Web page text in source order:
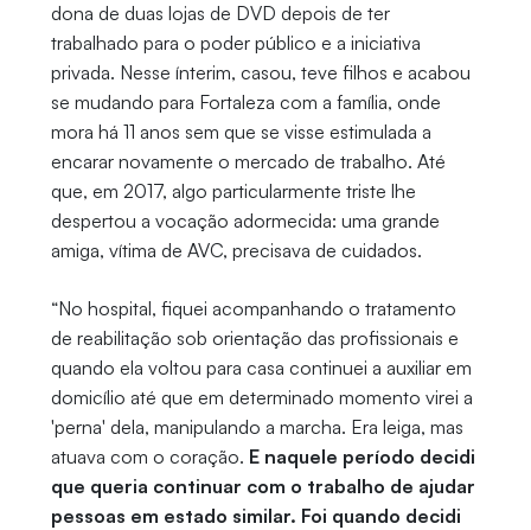
dona de duas lojas de DVD depois de ter
trabalhado para o poder público e a iniciativa
privada. Nesse ínterim, casou, teve filhos e acabou
se mudando para Fortaleza com a família, onde
mora há 11 anos sem que se visse estimulada a
encarar novamente o mercado de trabalho. Até
que, em 2017, algo particularmente triste lhe
despertou a vocação adormecida: uma grande
amiga, vítima de AVC, precisava de cuidados.
“No hospital, fiquei acompanhando o tratamento
de reabilitação sob orientação das profissionais e
quando ela voltou para casa continuei a auxiliar em
domicílio até que em determinado momento virei a
'perna' dela, manipulando a marcha. Era leiga, mas
atuava com o coração. E naquele período decidi
que queria continuar com o trabalho de ajudar
pessoas em estado similar. Foi quando decidi